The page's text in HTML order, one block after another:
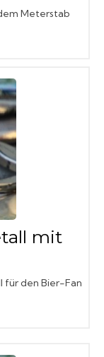
Meterstab
mit
für den Bier-Fan